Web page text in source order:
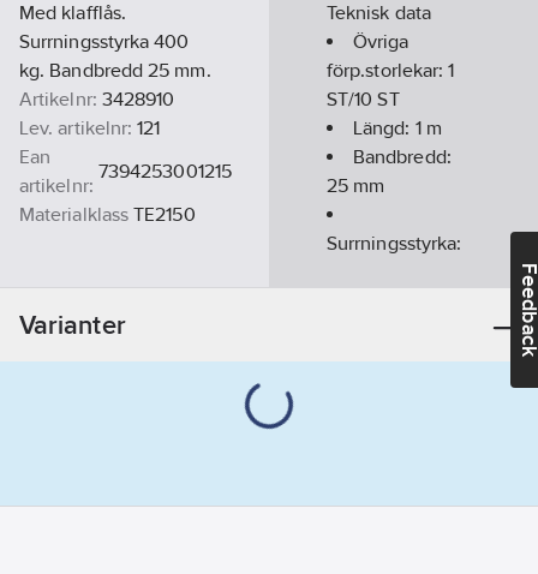
Med klafflås.
Surrningsstyrka 400
kg. Bandbredd 25 mm.
Artikelnr: 3428910
Lev. artikelnr: 121
Ean
artikelnr:
7394253001215
Materialklass TE2150
Teknisk data
Övriga
förp.storlekar:1
ST/10 ST
Längd: 1m
Bandbredd:
25 mm
Surrningsstyrka:
Färg:Vit
Varianter